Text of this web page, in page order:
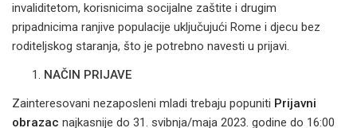
invaliditetom, korisnicima socijalne zaštite i drugim
pripadnicima ranjive populacije uključujući Rome i djecu bez
roditeljskog staranja, što je potrebno navesti u prijavi.
NAČIN PRIJAVE
Zainteresovani nezaposleni mladi trebaju popuniti Prijavni
obrazac najkasnije do 31. svibnja/maja 2023. godine do 16:00